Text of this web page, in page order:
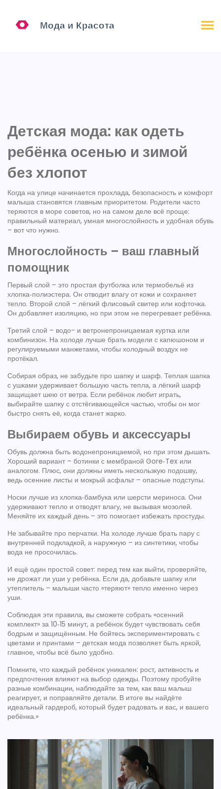
Детская мода: как одеть
ребёнка осенью и зимой
без хлопот
Когда на улице начинается прохлада, безопасность и комфорт
малыша становятся главным приоритетом. Родители часто
теряются в море советов, но на самом деле всё проще:
правильный материал, умная многослойность и удобная обувь
– вот что нужно.
Многослойность – ваш главный
помощник
Первый слой – это простая футболка или термобельё из
хлопка‑полиэстера. Он отводит влагу от кожи и сохраняет
тепло. Второй слой – лёгкий флисовый свитер или кофточка.
Он добавляет изоляцию, но при этом не перегревает ребёнка.
Третий слой – водо- и ветронепроницаемая куртка или
комбинизон. На холоде лучше брать модели с капюшоном и
регулируемыми манжетами, чтобы холодный воздух не
протёкал.
Собирая образ, не забудьте про шапку и шарф. Теплая шапка
с ушками удерживает большую часть тепла, а лёгкий шарф
защищает шею от ветра. Если ребёнок любит играть,
выбирайте шапку с отстёгивающейся частью, чтобы он мог
быстро снять её, когда станет жарко.
Выбираем обувь и аксессуары
Обувь должна быть водонепроницаемой, но при этом дышать.
Хороший вариант – ботинки с мембраной Gore‑Tex или
аналогом. Плюс, они должны иметь нескользкую подошву,
ведь осенние листы и мокрый асфальт – опасные подступы.
Носки лучше из хлопка‑бамбука или шерсти мериноса. Они
удерживают тепло и отводят влагу, не вызывая мозолей.
Меняйте их каждый день – это помогает избежать простуды.
Не забывайте про перчатки. На холоде лучше брать пару с
внутренней подкладкой, а наружную – из синтетики, чтобы
вода не просочилась.
И ещё один простой совет: перед тем как выйти, проверяйте,
не дрожат ли уши у ребёнка. Если да, добавьте шапку или
утеплитель – малыши часто «теряют» тепло именно через
уши.
Соблюдая эти правила, вы сможете собрать «осенний
комплект» за 10‑15 минут, а ребёнок будет чувствовать себя
бодрым и защищённым. Не бойтесь экспериментировать с
цветами и принтами – детская мода позволяет быть яркой,
главное, чтобы всё было удобно.
Помните, что каждый ребёнок уникален: рост, активность и
предпочтения влияют на выбор одежды. Поэтому пробуйте
разные комбинации, наблюдайте за тем, как ваш малыш
реагирует, и поправляйте детали. В итоге вы найдёте
идеальный гардероб, который будет радовать и вас, и вашего
ребёнка.»